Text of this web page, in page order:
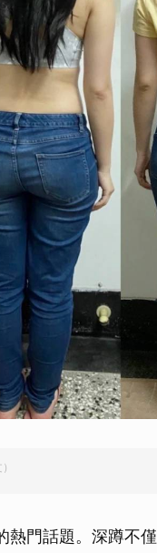
熱門話題。深蹲不